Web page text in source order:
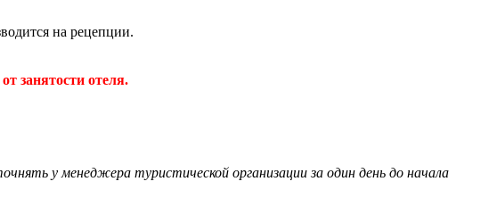
на рецепции.
занятости отеля.
у менеджера туристической организации за один день до начала